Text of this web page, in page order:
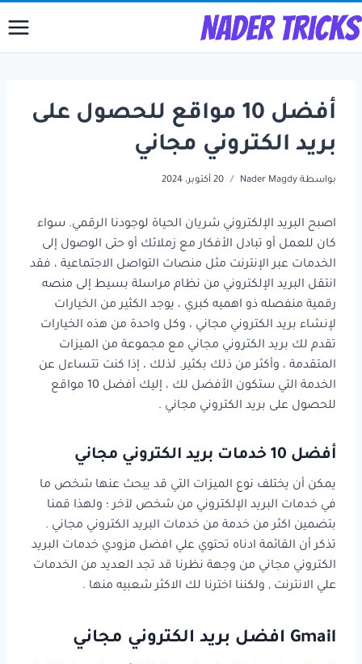
إلى
أفضل 10 مواقع للحصول على
بريد الكتروني مجاني
بواسطة Nader Magdy 20 أكتوبر، 2024
اصبح البريد الإلكتروني شريان الحياة لوجودنا الرقمي. سواء
كان للعمل أو تبادل الأفكار مع زملائك أو حتى الوصول إلى
الخدمات عبر الإنترنت مثل منصات التواصل الاجتماعية ، فقد
انتقل البريد الإلكتروني من نظام مراسلة بسيط إلى منصه
رقمية منفصله ذو اهميه كبري ، يوجد الكثير من الخيارات
لإنشاء بريد الكتروني مجاني ، وكل واحدة من هذه الخيارات
تقدم لك بريد الكتروني مجاني مع مجموعة من الميزات
المتقدمة ، وأكثر من ذلك بكثير. لذلك ، إذا كنت تتساءل عن
الخدمة التي ستكون الأفضل لك ، إليك أفضل 10 مواقع
للحصول على بريد الكتروني مجاني .
أفضل 10 خدمات بريد الكتروني مجاني
يمكن أن يختلف نوع الميزات التي قد يبحث عنها شخص ما
في خدمات البريد الإلكتروني من شخص لآخر ؛ ولهذا قمنا
بتضمين اكثر من خدمة من خدمات البريد الكتروني مجاني .
تذكر أن القائمة ادناه تحتوي علي افضل مزودي خدمات البريد
الكتروني مجاني من وجهة نظرنا قد تجد العديد من الخدمات
علي الانترنت , ولكننا اخترنا لك الاكثر شعبيه منها .
Gmail افضل بريد الكتروني مجاني